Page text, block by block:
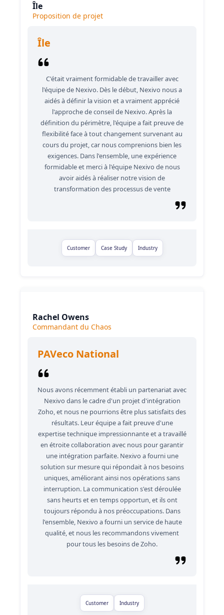
Île
Proposition de projet
Île
C'était vraiment formidable de travailler avec
l'équipe de Nexivo. Dès le début, Nexivo nous a
aidés à définir la vision et a vraiment apprécié
l'approche de conseil de Nexivo. Après la
définition du périmètre, l'équipe a fait preuve de
flexibilité face à tout changement survenant au
cours du projet, car nous comprenions bien les
exigences. Dans l'ensemble, une expérience
formidable et merci à l'équipe Nexivo de nous
avoir aidés à réaliser notre vision de
transformation des processus de vente
Customer Case Study Industry
Rachel Owens
Commandant du Chaos
PAVeco National
Nous avons récemment établi un partenariat avec
Nexivo dans le cadre d'un projet d'intégration
Zoho, et nous ne pourrions être plus satisfaits des
résultats. Leur équipe a fait preuve d'une
expertise technique impressionnante et a travaillé
en étroite collaboration avec nous pour garantir
une intégration parfaite. Nexivo a fourni une
solution sur mesure qui répondait à nos besoins
uniques, améliorant ainsi nos opérations sans
interruption. La communication s'est déroulée
sans heurts et en temps opportun, et ils ont
toujours répondu à nos préoccupations. Dans
l'ensemble, Nexivo a fourni un service de haute
qualité, et nous les recommandons vivement
pour tous les besoins de Zoho.
Customer Industry